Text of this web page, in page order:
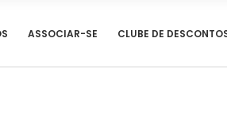
ASSOCIAR-SE CLUBE DE